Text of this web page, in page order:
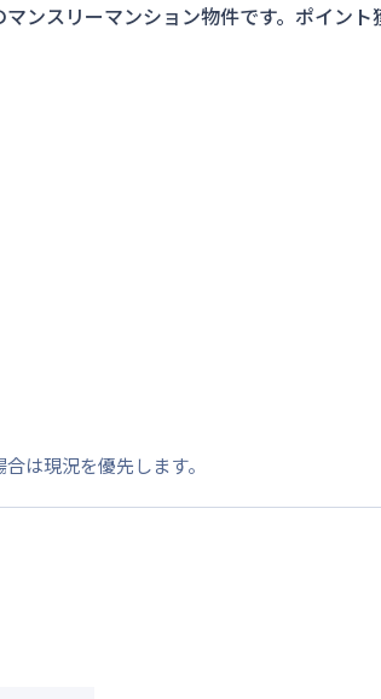
マンスリーマンション物件です。ポイン
は現況を優先します。